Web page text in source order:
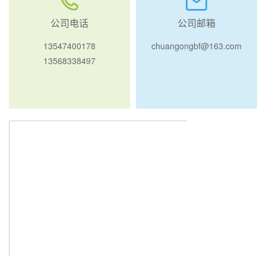
公司电话
13547400178
13568338497
公司邮箱
chuangongbf@163.com